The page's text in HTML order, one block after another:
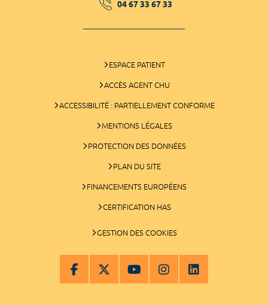
04 67 33 67 33
ESPACE PATIENT
ACCÈS AGENT CHU
ACCESSIBILITÉ : PARTIELLEMENT CONFORME
MENTIONS LÉGALES
PROTECTION DES DONNÉES
PLAN DU SITE
FINANCEMENTS EUROPÉENS
CERTIFICATION HAS
GESTION DES COOKIES